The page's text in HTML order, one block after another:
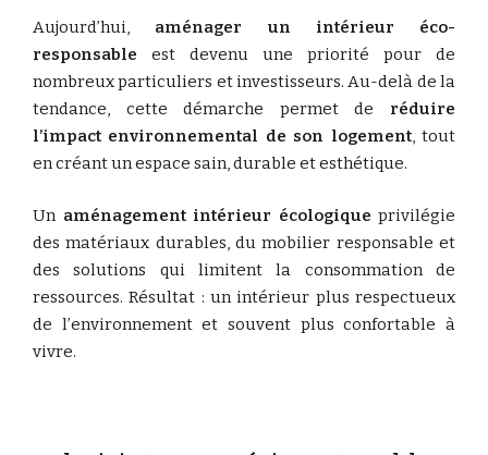
Aujourd’hui, aménager un intérieur éco-
responsable
est devenu une priorité pour de
nombreuxparticuliers et investisseurs.Au-delà dela
tendance, cettedémarche permetde réduire
l’impact environnemental de son logement,tout
encréantunespace sain,durable etesthétique.
Un aménagement intérieur écologique privilégie
desmatériaux durables,dumobilier responsableet
dessolutions quilimitentla consommationde
ressources.Résultat :un intérieur plusrespectueux
de l’environnementetsouvent plusconfortableà
vivre.